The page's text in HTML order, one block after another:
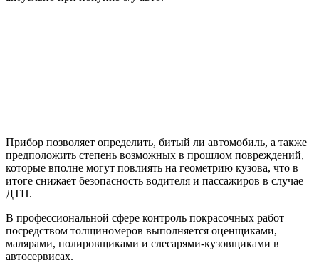
Прибор позволяет определить, битый ли автомобиль, а также
предположить степень возможных в прошлом повреждений,
которые вполне могут повлиять на геометрию кузова, что в
итоге снижает безопасность водителя и пассажиров в случае
ДТП.
В профессиональной сфере контроль покрасочных работ
посредством толщиномеров выполняется оценщиками,
малярами, полировщиками и слесарями-кузовщиками в
автосервисах.